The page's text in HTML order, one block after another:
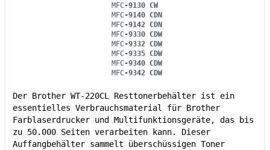
MFC-9130 CW
MFC-9140 CDN
MFC-9142 CDN
MFC-9330 CDW
MFC-9332 CDW
MFC-9335 CDW
MFC-9340 CDW
MFC-9342 CDW
Der Brother WT-220CL Resttonerbehälter ist ein
essentielles Verbrauchsmaterial für Brother
Farblaserdrucker und Multifunktionsgeräte, das bis
zu 50.000 Seiten verarbeiten kann. Dieser
Auffangbehälter sammelt überschüssigen Toner